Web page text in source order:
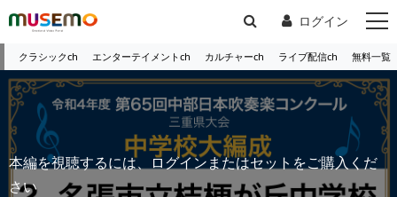
ログイン
クラシックch エンターテイメントch カルチャーch ライブ配信ch 無料一覧
本編を視聴するには、ログインまたはセットをご購入くだ
さい